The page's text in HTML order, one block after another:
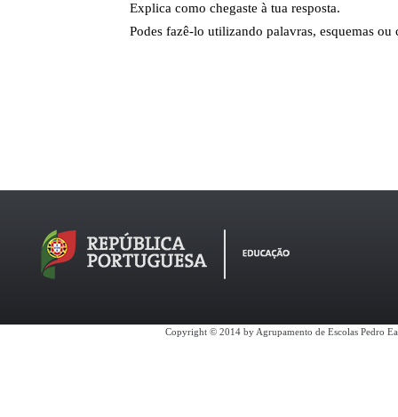
Explica como chegaste à tua resposta.
Podes fazê-lo utilizando palavras, esquemas ou
Copyright © 2014 by Agrupamento de Escolas Pedro